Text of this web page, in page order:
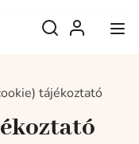
tájékoztató